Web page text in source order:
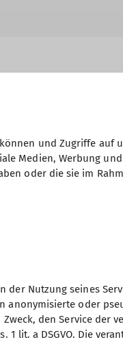
elektronisch
Einwilligung
und Zugriffe auf
Medien, Werbung
oder die sie im
der Nutzung seines
anonymisierte oder
den Service der
lit. a DSGVO. Die